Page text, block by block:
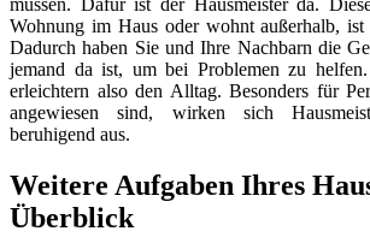
müssen. Dafür ist der Hausmeister da.
Wohnung im Haus oder wohnt außerhalb, ist
Dadurch haben Sie und Ihre Nachbarn die
jemand da ist, um bei Problemen zu helfen.
erleichtern also den Alltag. Besonders für
angewiesen sind, wirken sich
beruhigend aus.
Weitere Aufgaben Ihres
Überblick